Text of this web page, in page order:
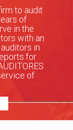
to audit
of
in the
with an
in
for
of